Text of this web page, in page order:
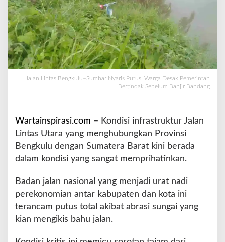
u
–
S
u
m
b
a
r
N
r
s
P
u
u
,
W
g
Jalan Lintas Bengkulu–Sumbar Nyaris Putus, Warga Desak Pemerintah
Bertindak Sebelum Banjir Bandang
Wartainspirasi.com – Kondisi infrastruktur Jalan
Lintas Utara yang menghubungkan Provinsi
Bengkulu dengan Sumatera Barat kini berada
dalam kondisi yang sangat memprihatinkan.
Badan jalan nasional yang menjadi urat nadi
perekonomian antar kabupaten dan kota ini
terancam putus total akibat abrasi sungai yang
kian mengikis bahu jalan.